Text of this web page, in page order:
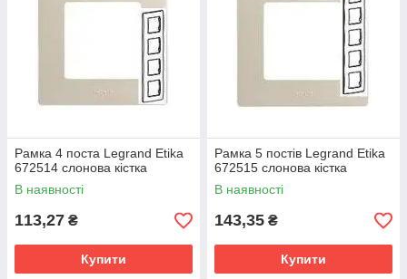
Рамка 4 поста Legrand Etika
672514 слонова кістка
В наявності
113,27 ₴
Купити
Рамка 5 постів Legrand Etika
672515 слонова кістка
В наявності
143,35 ₴
Купити